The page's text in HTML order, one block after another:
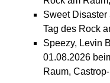
Sweet Disaster
Tag des Rock
Speezy, Levin
01.08.2026
Raum,